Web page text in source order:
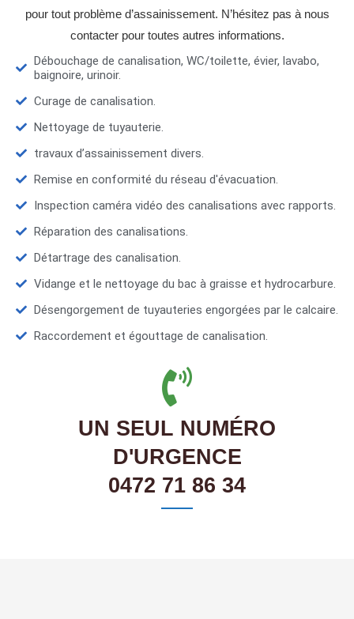
pour tout problème d’assainissement. N’hésitez pas à nous
contacter pour toutes autres informations.
Débouchage de canalisation, WC/toilette, évier, lavabo,
baignoire, urinoir.
Curage de canalisation.
Nettoyage de tuyauterie.
travaux d’assainissement divers.
Remise en conformité du réseau d'évacuation.
Inspection caméra vidéo des canalisations avec rapports.
Réparation des canalisations.
Détartrage des canalisation.
Vidange et le nettoyage du bac à graisse et hydrocarbure.
Désengorgement de tuyauteries engorgées par le calcaire.
Raccordement et égouttage de canalisation.
UN SEUL NUMÉRO
D'URGENCE
0472 71 86 34